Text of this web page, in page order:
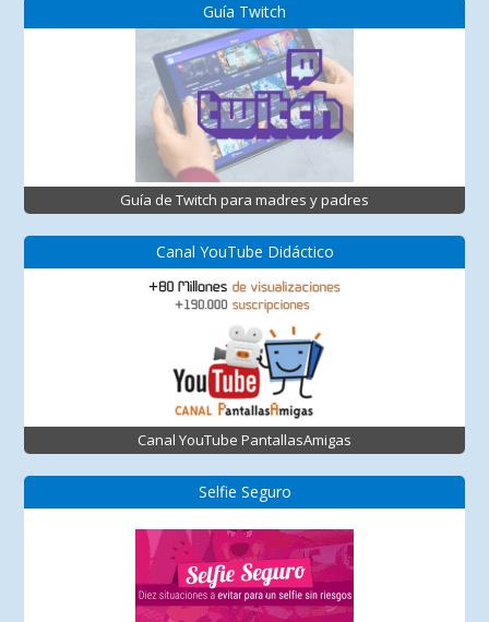
Guía Twitch
Guía de Twitch para madres y padres
Canal YouTube Didáctico
Canal YouTube PantallasAmigas
Selfie Seguro